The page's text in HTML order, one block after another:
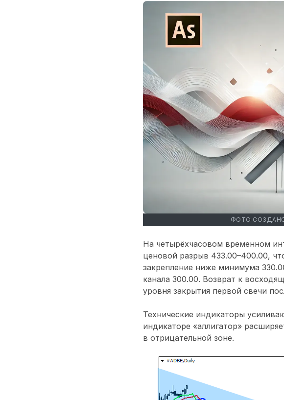
ФОТО СОЗДАНО
На четырёхчасовом временном
ценовой разрыв 433.00–400.00,
закрепление ниже минимума
канала 300.00. Возврат к
уровня закрытия первой свечи
Технические индикаторы
индикаторе «аллигатор»
в отрицательной зоне.